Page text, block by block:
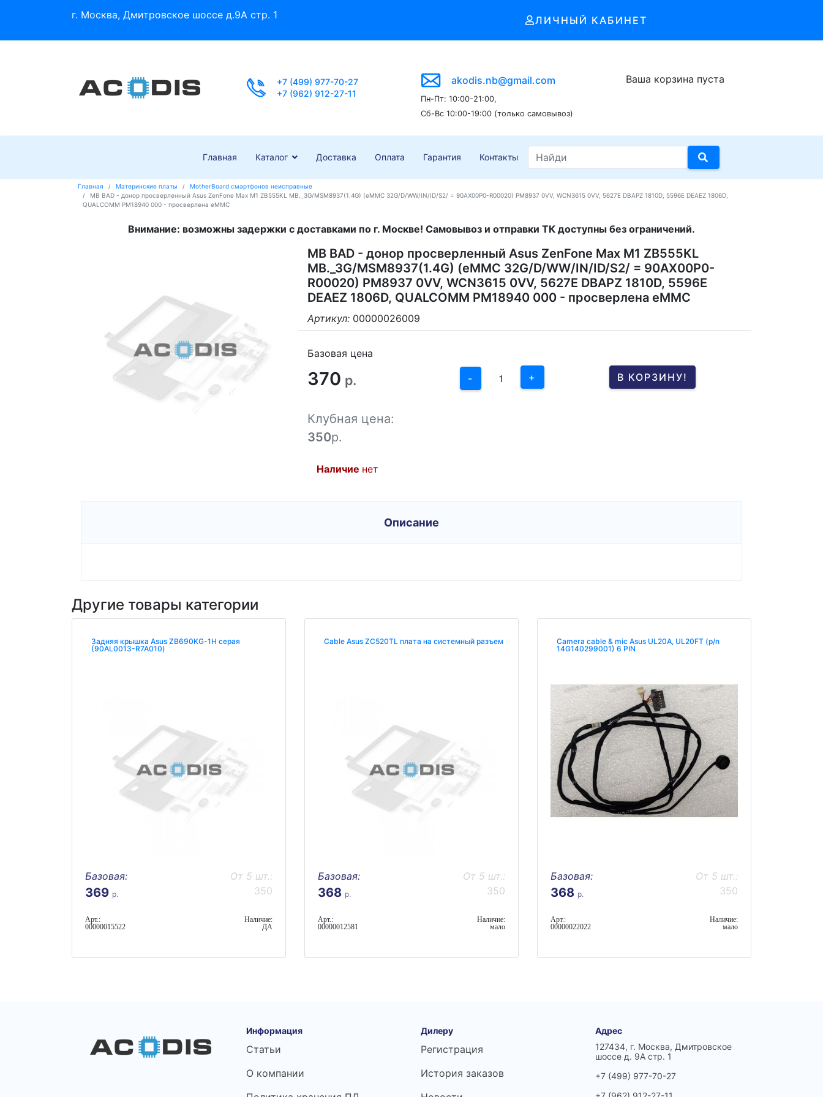
г. Москва, Дмитровское шоссе д.9А стр. 1 ЛИЧНЫЙ КАБИНЕТ
+7 (499) 977-70-27
+7 (962) 912-27-11
akodis.nb@gmail.com
Пн-Пт: 10:00-21:00,
Сб-Вс 10:00-19:00 (только самовывоз)
Ваша корзина пуста
Главная Каталог Доставка Оплата Гарантия Контакты
Главная Материнские платы
MotherBoard смартфонов неисправные
MB BAD - донор просверленный Asus ZenFone Max M1 ZB555KL MB._3G/MSM8937(1.4G) (eMMC 32G/D/WW/IN/ID/S2/ = 90AX00P0-R00020) PM8937 0VV, WCN3615 0VV, 5627E DBAPZ 1810D, 5596E DEAEZ 1806D,
QUALCOMM PM18940 000 - просверлена eMMC
Внимание: возможны задержки с доставками по г. Москве! Самовывоз и отправки ТК доступны без ограничений.
MB BAD - донор просверленный Asus ZenFone Max M1 ZB555KL
MB._3G/MSM8937(1.4G) (eMMC 32G/D/WW/IN/ID/S2/ = 90AX00P0-
R00020) PM8937 0VV, WCN3615 0VV, 5627E DBAPZ 1810D, 5596E
DEAEZ 1806D, QUALCOMM PM18940 000 - просверлена eMMC
Артикул: 00000026009
Базовая цена
370 р. -
3
1
+ В КОРЗИНУ!
Клубная цена:
350р.
Наличие нет
Описание
Другие товары категории
Задняя крышка Asus ZB690KG-1H серая
(90AL0013-R7A010)
Базовая:
369 р.
От 5 шт.:
350
Арт.:
00000015522
Наличие:
ДА
Cable Asus ZC520TL плата на системный разъем
Базовая:
368 р.
От 5 шт.:
350
Арт.:
00000012581
Наличие:
мало
Camera cable & mic Asus UL20A, UL20FT (p/n
14G140299001) 6 PIN
Базовая:
368 р.
От 5 шт.:
350
Арт.:
00000022022
Наличие:
мало
Информация
Статьи
О компании
Дилеру
Регистрация
История заказов
Адрес
127434, г. Москва, Дмитровское
шоссе д. 9А стр. 1
+7 (499) 977-70-27